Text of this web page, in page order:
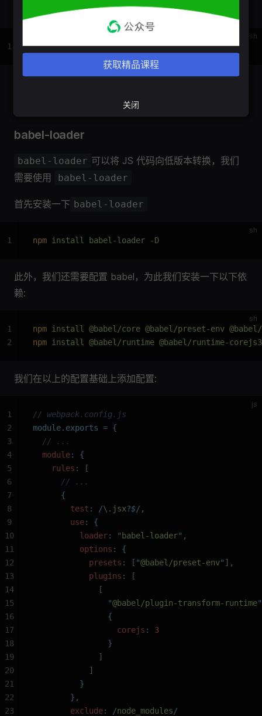
然后再进行打包:
sh
npm run dev
1
babel-loader
babel-loader 可以将 JS 代码向低版本转换，我们
需要使用
babel-loader
首先安装一下 babel-loader
sh
npm install babel-loader -D
1
此外，我们还需要配置 babel，为此我们安装一下以下依
赖:
sh
npm install @babel/core @babel/preset-env
npm install @babel/runtime @babel/runtime-
1
2
我们在以上的配置基础上添加配置:
js
// webpack.config.js
module.exports = {
  // ...
  module
:
{
    rules
:
[
      // ...
      {
        test
: /\. jsx?$/ ,
        use
:
{
          loader
: " babel-loader" ,
          options
:
{
            presets
: [ "@babel/preset-env" ] ,
            plugins
:
[
              [
                "
@babel/plugin-transform-runtime"
                {
                  corejs
:
3
                }
              ]
            ]
          }
        },
        exclude
: /node_modules/
1
2
3
4
5
6
7
8
9
10
11
12
13
14
15
16
17
18
19
20
21
22
23
获取精品课程
关闭